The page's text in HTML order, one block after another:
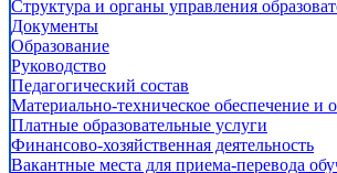
Структура и органы управления
Документы
Образование
Руководство
Педагогический состав
Материально-техническое обеспечение и
Платные образовательные услуги
Финансово-хозяйственная деятельность
Вакантные места для приема-перевода